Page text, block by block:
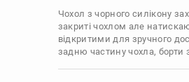
Чохол з чорного силікону
закриті чохлом але
відкритими для зручного
задню частину чохла,